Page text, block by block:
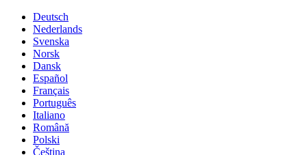
Deutsch
Nederlands
Svenska
Norsk
Dansk
Español
Français
Português
Italiano
Română
Polski
Čeština